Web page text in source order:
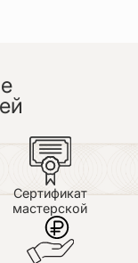
Сертификат
мастерской